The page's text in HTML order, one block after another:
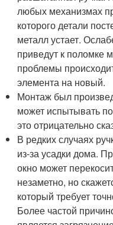
любых механизмах
которого детали
металл устает.
приведут к поломке
проблемы
элемента на новый.
Монтаж был
может испытывать
это отрицательно
В редких случаях
из-за усадки дома.
окно может
незаметно, но
который требует
Более частой